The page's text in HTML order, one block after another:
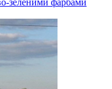
зеленими фарбами